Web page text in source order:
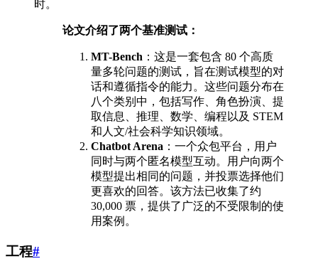
时。
论文介绍了两个基准测试：
MT-Bench ：这是一套包含 80 个高质
量多轮问题的测试，旨在测试模型的对
话和遵循指令的能力。这些问题分布在
八个类别中，包括写作、角色扮演、提
取信息、推理、数学、编程以及 STEM
和人文/社会科学知识领域。
Chatbot Arena ：一个众包平台，用户
同时与两个匿名模型互动。用户向两个
模型提出相同的问题，并投票选择他们
更喜欢的回答。该方法已收集了约
30,000 票，提供了广泛的不受限制的使
用案例。
工程#